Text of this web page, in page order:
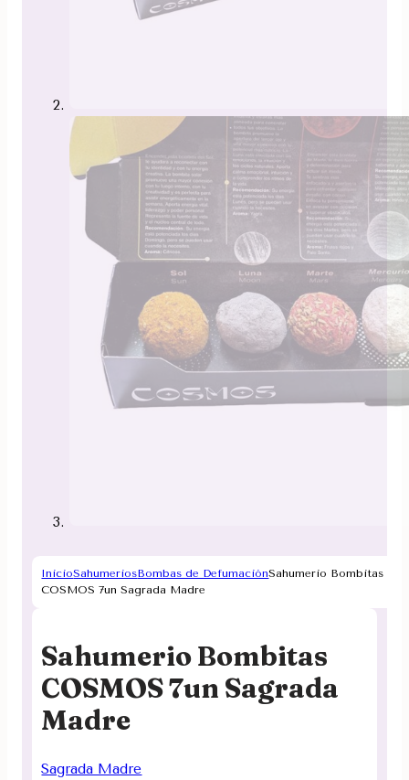
InicioSahumeriosBombas de DefumaciónSahumerio Bombitas
COSMOS 7un Sagrada Madre
Sahumerio Bombitas
COSMOS 7un Sagrada
Madre
Sagrada Madre